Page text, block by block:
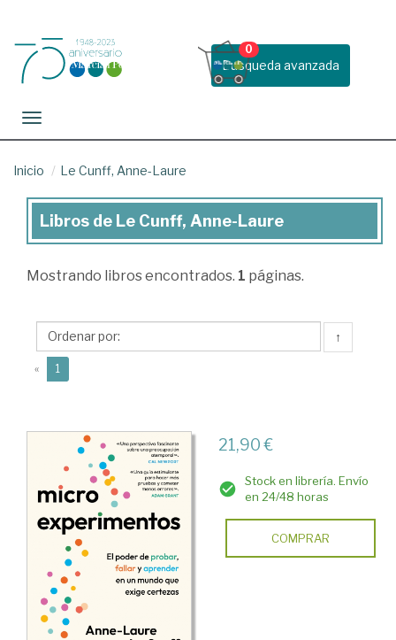
Busqueda avanzada
0
Toggle navigation
Inicio Le Cunff, Anne-Laure
Libros
Le
Anne-
Laure
Libros de Le Cunff, Anne-Laure
Mostrando libros encontrados. 1 páginas.
↑
« 1
21,90 €
Stock en librería. Envío
en 24/48 horas
COMPRAR